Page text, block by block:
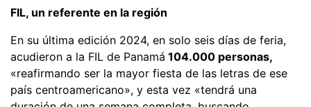
FIL, un referente en la región
En su última edición 2024, en solo seis días de feria,
acudieron a la FIL de Panamá 104.000 personas,
«reafirmando ser la mayor fiesta de las letras de ese
país centroamericano», y esta vez «tendrá una